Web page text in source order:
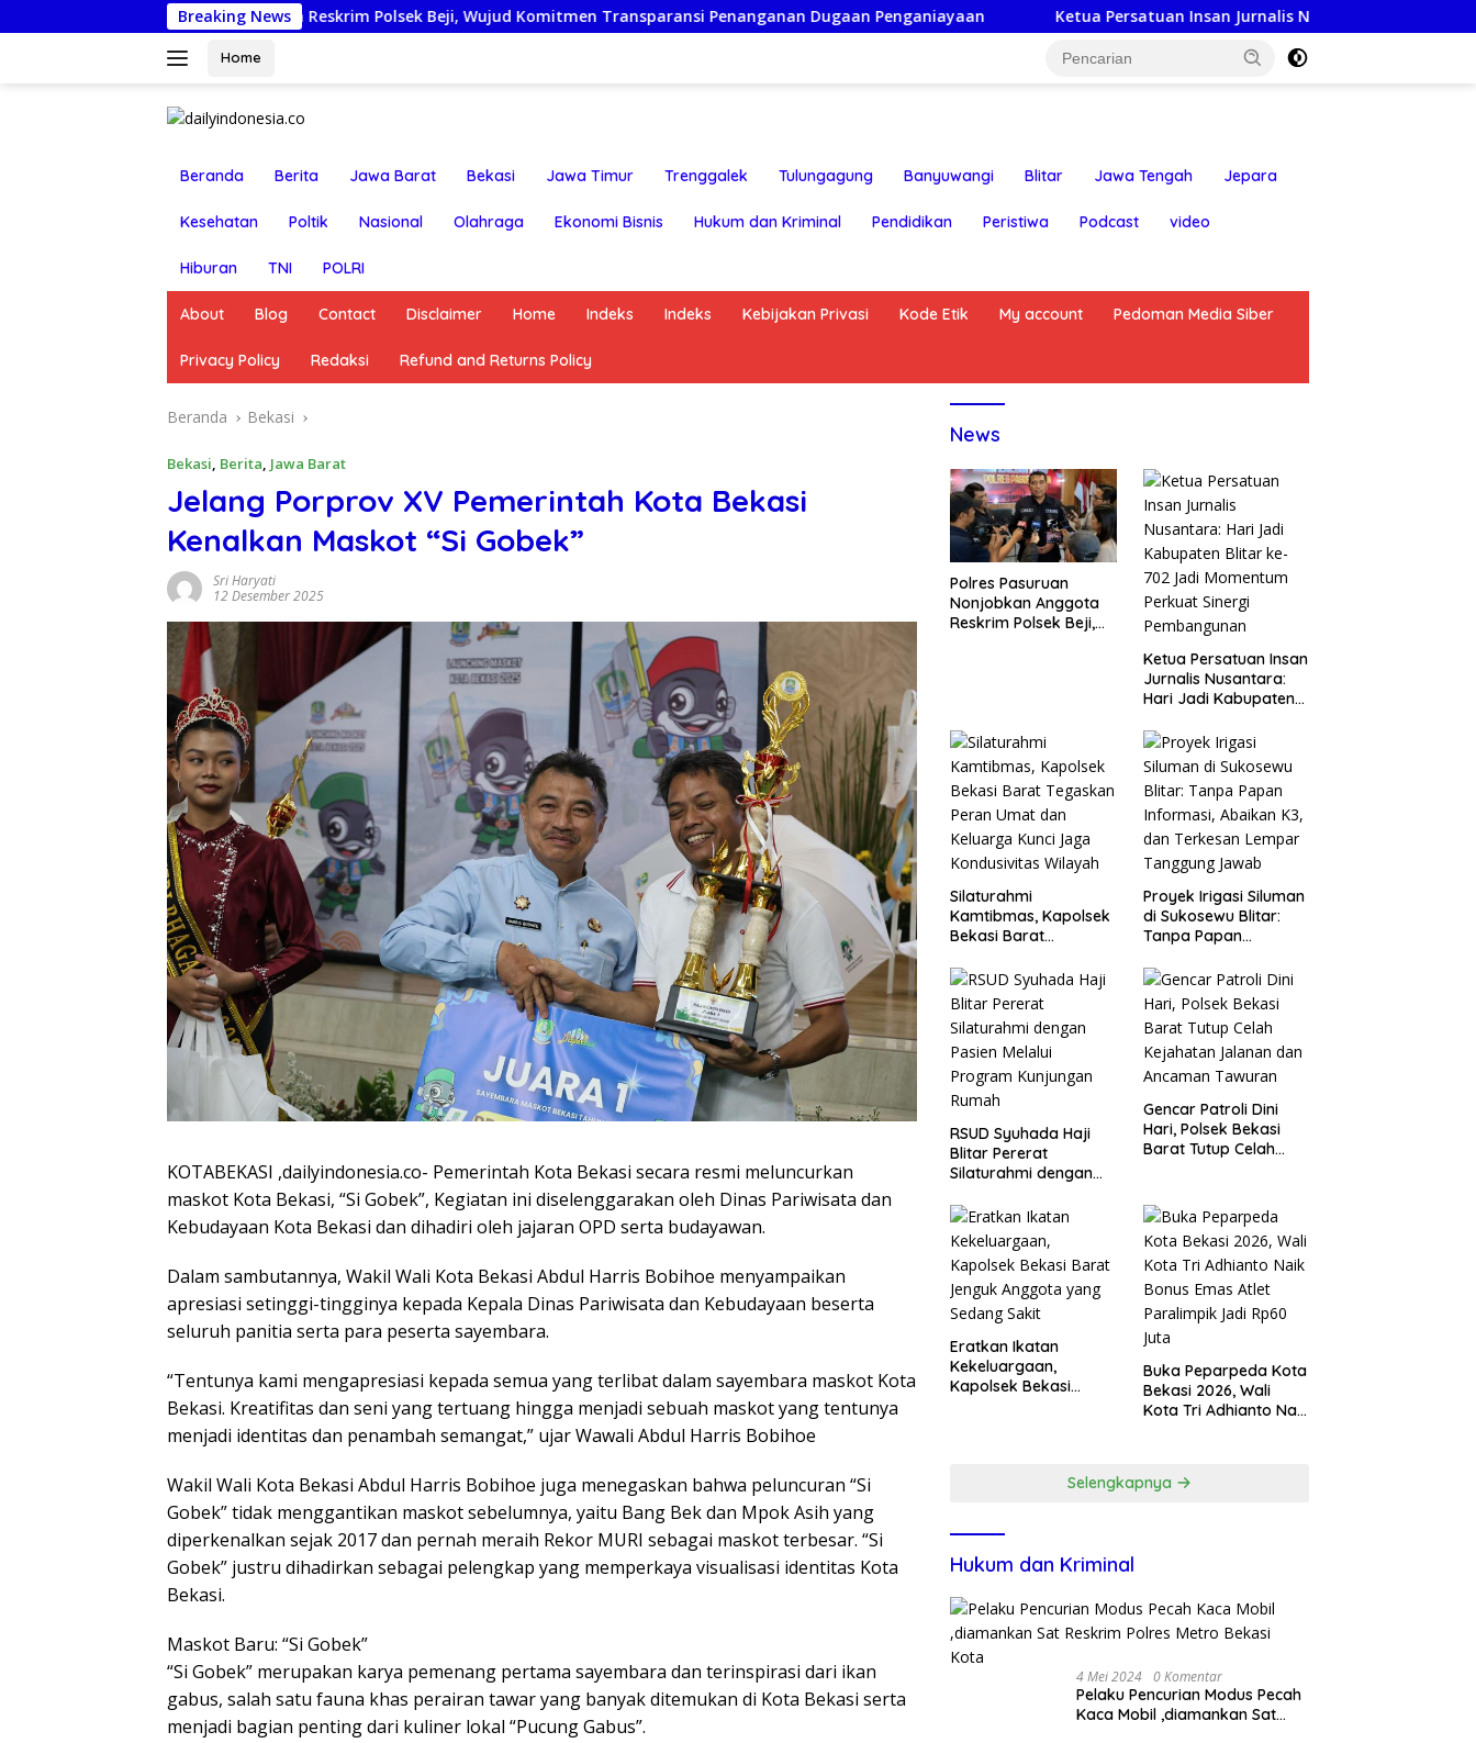
ke
Breaking News
Anggota Reskrim Polsek Beji, Wujud Komitmen Transparansi Penanganan Dugaan Penganiayaan Ketua Persatuan Insan Jurnalis Nusantara: Hari Jadi Kabupaten Blitar ke-
Home
Beranda Berita Jawa Barat Bekasi Jawa Timur Trenggalek Tulungagung Banyuwangi Blitar Jawa Tengah Jepara
Kesehatan Poltik Nasional Olahraga Ekonomi Bisnis Hukum dan Kriminal Pendidikan Peristiwa Podcast video
Hiburan TNI POLRI
About Blog Contact Disclaimer Home Indeks Indeks Kebijakan Privasi Kode Etik My account Pedoman Media Siber
Privacy Policy Redaksi Refund and Returns Policy
Beranda Bekasi
Bekasi, Berita, Jawa Barat
Jelang Porprov XV Pemerintah Kota Bekasi
Kenalkan Maskot “Si Gobek”
Sri Haryati
12 Desember 2025
KOTABEKASI ,dailyindonesia.co- Pemerintah Kota Bekasi secara resmi meluncurkan
maskot Kota Bekasi, “Si Gobek”, Kegiatan ini diselenggarakan oleh Dinas Pariwisata dan
Kebudayaan Kota Bekasi dan dihadiri oleh jajaran OPD serta budayawan.
Dalam sambutannya, Wakil Wali Kota Bekasi Abdul Harris Bobihoe menyampaikan
apresiasi setinggi-tingginya kepada Kepala Dinas Pariwisata dan Kebudayaan beserta
seluruh panitia serta para peserta sayembara.
“Tentunya kami mengapresiasi kepada semua yang terlibat dalam sayembara maskot Kota
Bekasi. Kreatifitas dan seni yang tertuang hingga menjadi sebuah maskot yang tentunya
menjadi identitas dan penambah semangat,” ujar Wawali Abdul Harris Bobihoe
Wakil Wali Kota Bekasi Abdul Harris Bobihoe juga menegaskan bahwa peluncuran “Si
Gobek” tidak menggantikan maskot sebelumnya, yaitu Bang Bek dan Mpok Asih yang
diperkenalkan sejak 2017 dan pernah meraih Rekor MURI sebagai maskot terbesar. “Si
Gobek” justru dihadirkan sebagai pelengkap yang memperkaya visualisasi identitas Kota
Bekasi.
Maskot Baru: “Si Gobek”
“Si Gobek” merupakan karya pemenang pertama sayembara dan terinspirasi dari ikan
gabus, salah satu fauna khas perairan tawar yang banyak ditemukan di Kota Bekasi serta
menjadi bagian penting dari kuliner lokal “Pucung Gabus”.
News
Polres Pasuruan
Nonjobkan Anggota
Reskrim Polsek Beji,
Ketua Persatuan Insan
Jurnalis Nusantara:
Hari Jadi Kabupaten
Momentum Perkuat
Sinergi Pembangunan
Silaturahmi
Kamtibmas, Kapolsek
Bekasi Barat
dan Keluarga Kunci
Jaga Kondusivitas
Wilayah
Proyek Irigasi Siluman
di Sukosewu Blitar:
Tanpa Papan
dan Terkesan Lempar
Tanggung Jawab
RSUD Syuhada Haji
Blitar Pererat
Silaturahmi dengan
Program Kunjungan
Rumah
Gencar Patroli Dini
Hari, Polsek Bekasi
Barat Tutup Celah
Tawuran
Eratkan Ikatan
Kekeluargaan,
Kapolsek Bekasi
Buka Peparpeda Kota
Bekasi 2026, Wali
Kota Tri Adhianto Naik
Selengkapnya
Hukum dan Kriminal
4 Mei 2024 0 Komentar
Pelaku Pencurian Modus Pecah
Kaca Mobil ,diamankan Sat